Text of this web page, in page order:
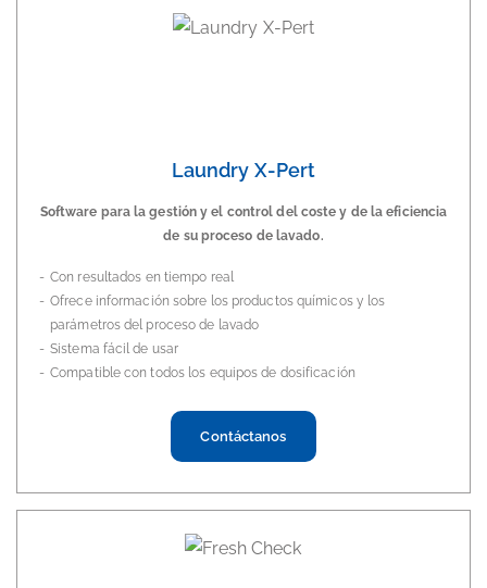
Laundry X-Pert
Software para la gestión y el control del coste y de la eficiencia
de su proceso de lavado.
Con resultados en tiempo real
Ofrece información sobre los productos químicos y los
parámetros del proceso de lavado
Sistema fácil de usar
Compatible con todos los equipos de dosificación
Contáctanos